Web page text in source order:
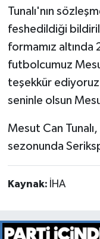
Tunalı'nın
feshedildiği
formamız altında
futbolcumuz
teşekkür
seninle olsun
Mesut Can
sezonunda
Kaynak: İHA